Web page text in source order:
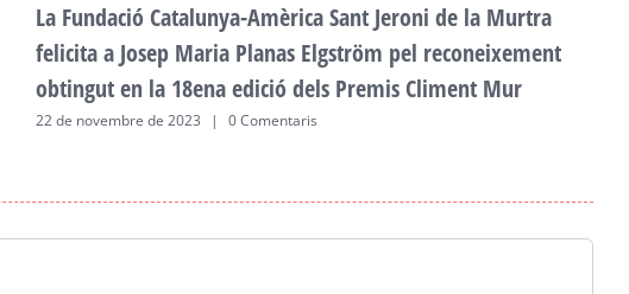
La Fundació Catalunya-Amèrica Sant Jeroni de la Murtra
felicita a Josep Maria Planas Elgström pel reconeixement
obtingut en la 18ena edició dels Premis Climent Mur
22 de novembre de 2023 | 0 Comentaris